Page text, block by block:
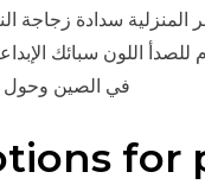
في الصين وحول
for